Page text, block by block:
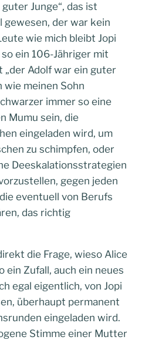
Junge“, das ist
gewesen, der war kein
wie mich bleibt Jopi
ein 106-Jähriger mit
„der Adolf war ein guter
wie meinen Sohn
immer so eine
Mumu sein, die
eingeladen wird, um
zu schimpfen, oder
Deeskalationsstrategien
gegen jeden
eventuell von Berufs
das richtig
die Frage, wieso Alice
ein Zufall, auch ein neues
egal eigentlich, von Jopi
überhaupt permanent
eingeladen wird.
Stimme einer Mutter